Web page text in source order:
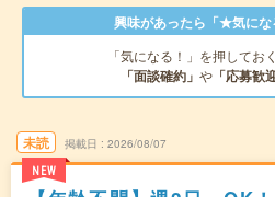
興味があったら「★気にな
「気になる！」を押してお
「面談確約」 や 「応募歓
未読
NEW
掲載日 2026/08/07